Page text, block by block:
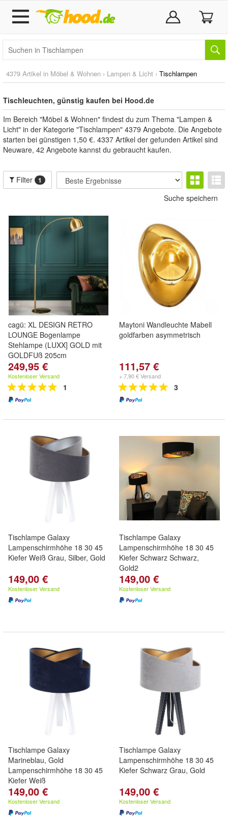
4379 Artikel in Möbel & Wohnen › Lampen & Licht › Tischlampen
Tischleuchten, günstig kaufen bei Hood.de
Im Bereich "Möbel & Wohnen" findest du zum Thema "Lampen &
Licht" in der Kategorie "Tischlampen" 4379 Angebote. Die Angebote
starten bei günstigen 1,50 €. 4337 Artikel der gefunden Artikel sind
Neuware, 42 Angebote kannst du gebraucht kaufen.
Filter 1
Suche speichern
cagü: XL DESIGN RETRO
LOUNGE Bogenlampe
Stehlampe (LUXX] GOLD mit
GOLDFUß 205cm
249,95 €
Kostenloser Versand
1
Maytoni Wandleuchte Mabell
goldfarben asymmetrisch
111,57 €
+ 7,90 € Versand
3
Tischlampe Galaxy
Lampenschirmhöhe 18 30 45
Kiefer Weiß Grau, Silber, Gold
149,00 €
Kostenloser Versand
Tischlampe Galaxy
Lampenschirmhöhe 18 30 45
Kiefer Schwarz Schwarz,
Gold2
149,00 €
Kostenloser Versand
Tischlampe Galaxy
Marineblau, Gold
Lampenschirmhöhe 18 30 45
Kiefer Weiß
149,00 €
Kostenloser Versand
Tischlampe Galaxy
Lampenschirmhöhe 18 30 45
Kiefer Schwarz Grau, Gold
149,00 €
Kostenloser Versand